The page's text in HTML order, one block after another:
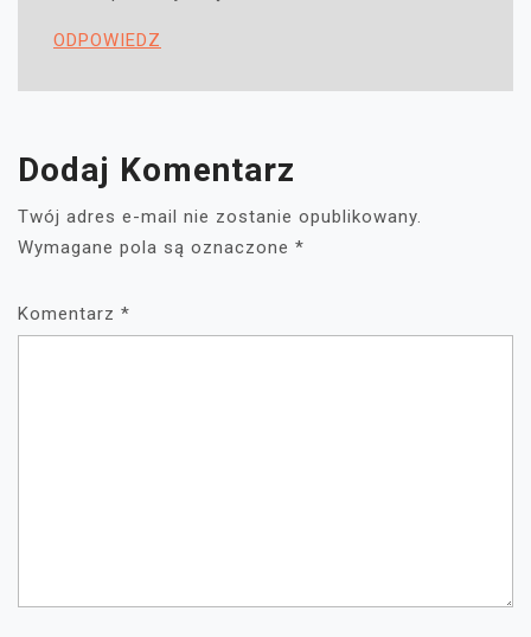
ODPOWIEDZ
Dodaj Komentarz
Twój adres e-mail nie zostanie opublikowany.
Wymagane pola są oznaczone *
Komentarz *